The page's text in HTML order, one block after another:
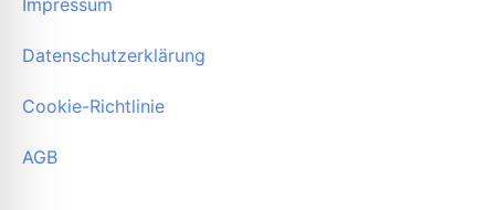
Datenschutzerklärung
Cookie-Richtlinie
AGB